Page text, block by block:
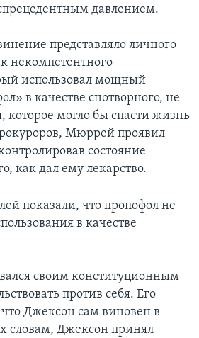
давлением.
представляло личного
некомпетентного
использовал мощный
в качестве снотворного, не
которое могло бы спасти жизнь
Мюррей проявил
состояние
как дал ему лекарство.
показали, что пропофол не
в качестве
своим конституционным
против себя. Его
Джексон сам виновен в
словам, Джексон принял